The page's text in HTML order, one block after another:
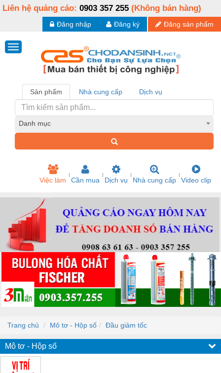
Liên hệ quảng cáo: 0903 357 255 (Không bán hàng)
Đăng sản phẩm
Đăng ký
Đăng nhập
Sản phẩm Nhà cung cấp Dịch vụ
Danh mục
Việc làm Cần mua Dịch vụ Nhà cung cấp Video clip
Trang chủ Mô tơ - Hộp số Đầu giảm tốc
Mô tơ - Hộp số